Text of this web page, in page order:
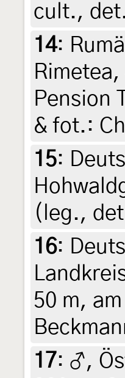
cult.,
14:
Pension
& fot.:
15:
(leg.,
16:
50 m,
17: ♂,